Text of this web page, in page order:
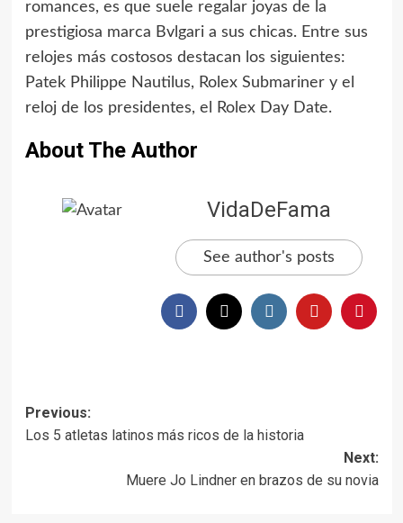
romances, es que suele regalar joyas de la
prestigiosa marca Bvlgari a sus chicas. Entre sus
relojes más costosos destacan los siguientes:
Patek Philippe Nautilus, Rolex Submariner y el
reloj de los presidentes, el Rolex Day Date.
About The Author
VidaDeFama
See author's posts
Previous:
Los 5 atletas latinos más ricos de la historia
Next:
Muere Jo Lindner en brazos de su novia